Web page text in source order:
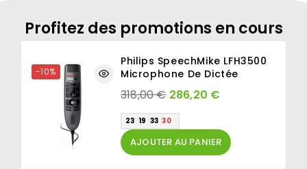
Profitez des promotions en cours
-10%
Philips SpeechMike LFH3500
Microphone De Dictée
318,00 € 286,20 €
23 19 33 29
AJOUTER AU PANIER